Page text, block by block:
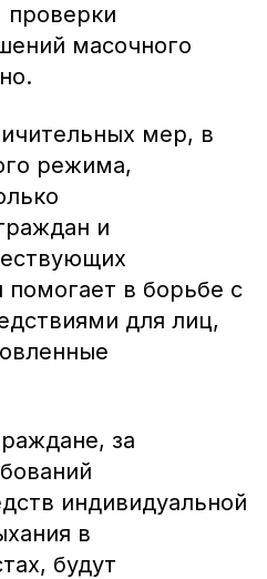
масочного
мер, в
режима,
и
помогает в борьбе с
для лиц,
за
индивидуальной
в
будут